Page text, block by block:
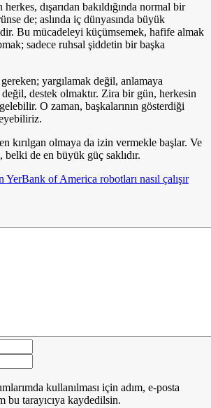
dışarıdan bakıldığında normal bir
de; aslında iç dünyasında büyük
Bu mücadeleyi küçümsemek, hafife almak
sadece ruhsal şiddetin bir başka
gereken; yargılamak değil, anlamaya
destek olmaktır. Zira bir gün, herkesin
O zaman, başkalarının gösterdiği
kırılgan olmaya da izin vermekle başlar. Ve
belki de en büyük güç saklıdır.
YerBank of America robotları nasıl çalışır
kullanılması için adım, e-posta
bu tarayıcıya kaydedilsin.